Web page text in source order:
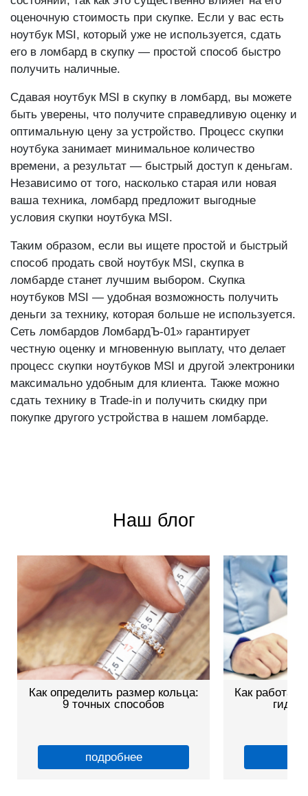
ноутбук MSI, который уже не используется, сдать
его в ломбард в скупку — простой способ быстро
получить наличные.
Сдавая ноутбук MSI в скупку в ломбард, вы можете
оптимальную цену за устройство. Процесс скупки
ноутбука занимает минимальное количество
времени, а результат — быстрый доступ к деньгам.
Независимо от того, насколько старая или новая
ваша техника, ломбард предложит выгодные
условия скупки ноутбука MSI.
Таким образом, если вы ищете простой и быстрый
ломбарде станет лучшим выбором. Скупка
ноутбуков MSI — удобная возможность получить
деньги за технику, которая больше не используется.
Сеть ломбардов ЛомбардЪ-01» гарантирует
честную оценку и мгновенную выплату, что делает
процесс скупки ноутбуков MSI и другой электроники
максимально удобным для клиента. Также можно
сдать технику в Trade-in и получить скидку при
покупке другого устройства в нашем ломбарде.
Как определить размер кольца:
9 точных способов
Как
гид